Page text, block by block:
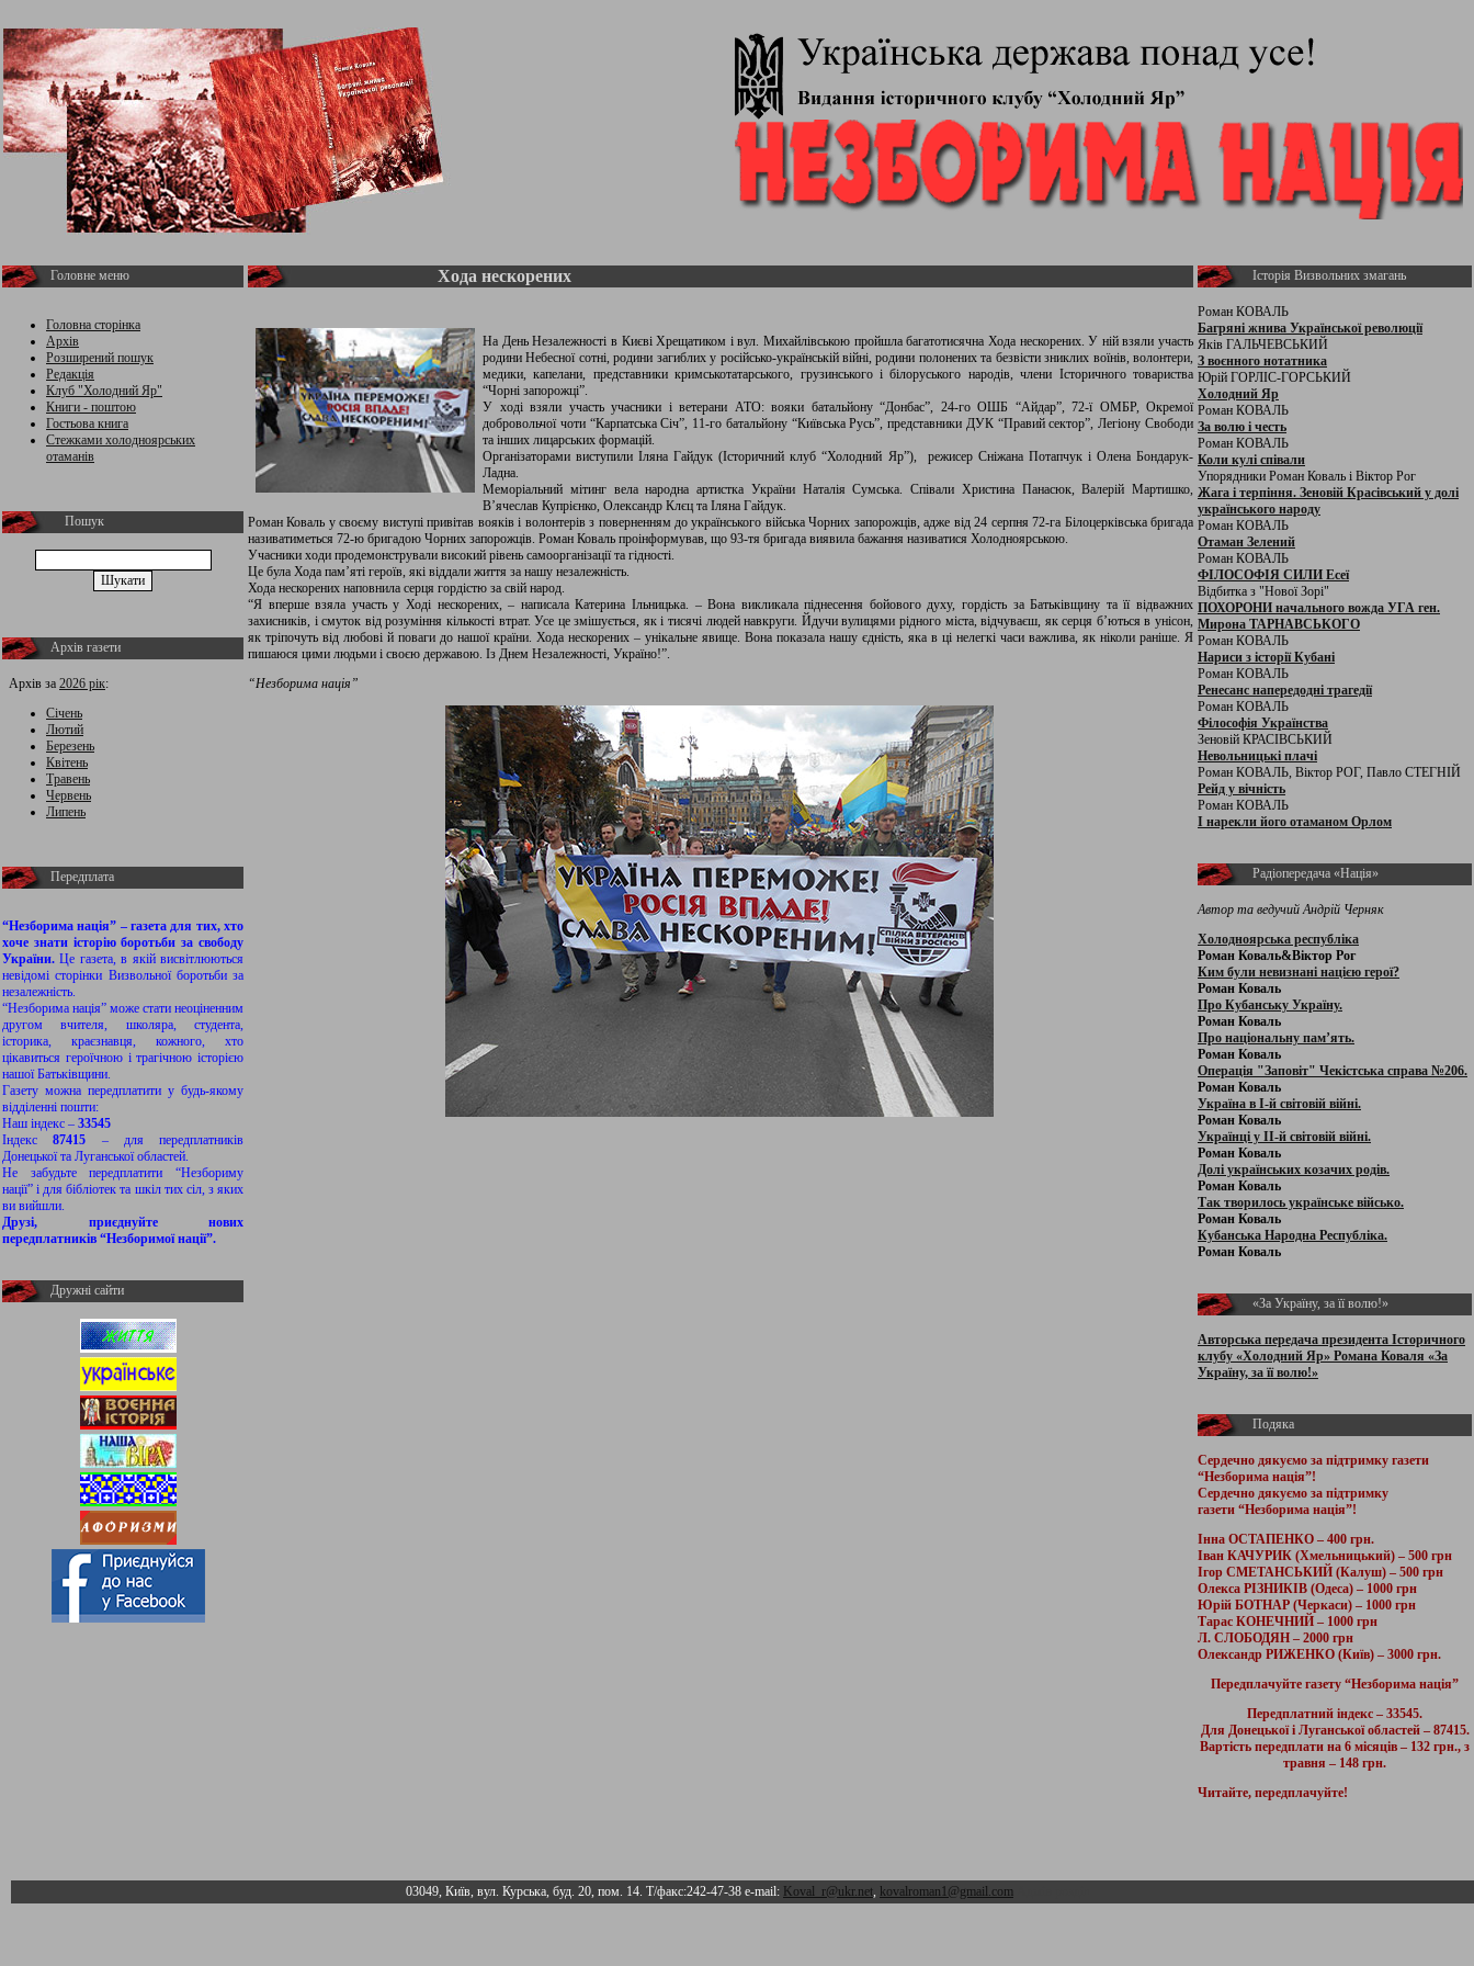
Головне меню
Головна сторінка
Архів
Розширений пошук
Редакція
Клуб "Холодний Яр"
Книги - поштою
Гостьова книга
Стежками холодноярських
отаманів
Пошук
Архів газети
Архів за 2026 рік:
Січень
Лютий
Березень
Квітень
Травень
Червень
Липень
Передплата
“Незборима нація” – газета для тих, хто
хоче знати історію боротьби за свободу
України.Це газета, в якій висвітлюються
невідомі сторінки Визвольної боротьби за
незалежність.
“Незборима нація” може стати неоціненним
другом вчителя, школяра, студента,
історика, краєзнавця, кожного, хто
цікавиться героїчною і трагічною історією
нашої Батьківщини.
Газету можна передплатити у будь-якому
відділенні пошти:
Наш індекс – 33545
Індекс87415 – для передплатників
Донецької та Луганської областей.
Не забудьте передплатити “Незбориму
нації” і для бібліотек та шкіл тих сіл, з яких
ви вийшли.
Друзі, приєднуйте нових
передплатників “Незборимої нації”.
Дружні сайти
Хода нескорених
На День Незалежності в Києві Хрещатиком і вул. Михайлівською пройшла багатотисячна Хода нескорених. У ній взяли участь
родини Небесної сотні, родини загиблих у російсько-українській війні, родини полонених та безвісти зниклих воїнів, волонтери,
медики, капелани, представники кримськотатарського, грузинського і білоруського народів, члени Історичного товариства
“Чорні запорожці”.
У ході взяли участь учасники і ветерани АТО: вояки батальйону “Донбас”, 24-го ОШБ “Айдар”, 72-ї ОМБР, Окремої
добровольчої чоти “Карпатська Січ”, 11-го батальйону “Київська Русь”, представники ДУК “Правий сектор”, Легіону Свободи
та інших лицарських формацій.
Організаторами виступили Іляна Гайдук (Історичний клуб “Холодний Яр”), режисер Сніжана Потапчук і Олена Бондарук-
Ладна.
Меморіальний мітинг вела народна артистка України Наталія Сумська. Співали Христина Панасюк, Валерій Мартишко,
В’ячеслав Купрієнко, Олександр Клєц та Іляна Гайдук.
Роман Коваль у своєму виступі привітав вояків і волонтерів з поверненням до українського війська Чорних запорожців, адже від 24 серпня 72-га Білоцерківська бригада
називатиметься 72-ю бригадою Чорних запорожців. Роман Коваль проінформував, що 93-тя бригада виявила бажання називатися Холодноярською.
Учасники ходи продемонстрували високий рівень самоорганізації та гідності.
Це була Хода пам’яті героїв, які віддали життя за нашу незалежність.
Хода нескорених наповнила серця гордістю за свій народ.
“Я вперше взяла участь у Ході нескорених, – написала Катерина Ільницька. – Вона викликала піднесення бойового духу, гордість за Батьківщину та її відважних
захисників, і смуток від розуміння кількості втрат. Усе це змішується, як і тисячі людей навкруги. Йдучи вулицями рідного міста, відчуваєш, як серця б’ються в унісон,
як тріпочуть від любові й поваги до нашої країни. Хода нескорених – унікальне явище. Вона показала нашу єдність, яка в ці нелегкі часи важлива, як ніколи раніше. Я
пишаюся цими людьми і своєю державою. Із Днем Незалежності, Україно!”.
“Незборима нація”
Історія Визвольних змагань
Роман КОВАЛЬ
Багряні жнива Української революції
Яків ГАЛЬЧЕВСЬКИЙ
З воєнного нотатника
Юрій ГОРЛІС-ГОРСЬКИЙ
Холодний Яр
Роман КОВАЛЬ
За волю і честь
Роман КОВАЛЬ
Коли кулі співали
Упорядники Роман Коваль і Віктор Рог
Жага і терпіння. Зеновій Красівський у долі
українського народу
Роман КОВАЛЬ
Отаман Зелений
Роман КОВАЛЬ
ФІЛОСОФІЯ СИЛИ Есеї
Відбитка з "Нової Зорі"
ПОХОРОНИ начального вожда УГА ген.
Мирона ТАРНАВСЬКОГО
Роман КОВАЛЬ
Нариси з історії Кубані
Роман КОВАЛЬ
Ренесанс напередодні трагедії
Роман КОВАЛЬ
Філософія Українства
Зеновій КРАСІВСЬКИЙ
Невольницькі плачі
Роман КОВАЛЬ, Віктор РОГ, Павло СТЕГНІЙ
Рейд у вічність
Роман КОВАЛЬ
І нарекли його отаманом Орлом
Радіопередача «Нація»
Автор та ведучий Андрій Черняк
Холодноярська республіка
Роман Коваль&Віктор Рог
Ким були невизнані нацією герої?
Роман Коваль
Про Кубанську Україну.
Роман Коваль
Про національну пам’ять.
Роман Коваль
Операція "Заповіт" Чекістська справа №206.
Роман Коваль
Україна в І-й світовій війні.
Роман Коваль
Українці у ІІ-й світовій війні.
Роман Коваль
Долі українських козачих родів.
Роман Коваль
Так творилось українське військо.
Роман Коваль
Кубанська Народна Республіка.
Роман Коваль
«За Україну, за її волю!»
Авторська передача президента Історичного
клубу «Холодний Яр» Романа Коваля «За
Україну, за її волю!»
Подяка
Сердечно дякуємо за підтримку газети
“Незборима нація”!
Сердечно дякуємо за підтримку
газети “Незборима нація”!
Інна ОСТАПЕНКО – 400 грн.
Іван КАЧУРИК (Хмельницький) – 500 грн
Ігор СМЕТАНСЬКИЙ (Калуш) – 500 грн
Олекса РІЗНИКІВ (Одеса) – 1000 грн
Юрій БОТНАР (Черкаси) – 1000 грн
Тарас КОНЕЧНИЙ – 1000 грн
Л. СЛОБОДЯН – 2000 грн
Олександр РИЖЕНКО (Київ) – 3000 грн.
Передплачуйте газету “Незборима нація”
Передплатний індекс – 33545.
Для Донецької і Луганської областей – 87415.
Вартість передплати на 6 місяців – 132 грн., з
травня – 148 грн.
Читайте, передплачуйте!
03049, Київ, вул. Курська, буд. 20, пом. 14. Т/факс:242-47-38 e-mail: Koval_r@ukr.net, kovalroman1@gmail.com